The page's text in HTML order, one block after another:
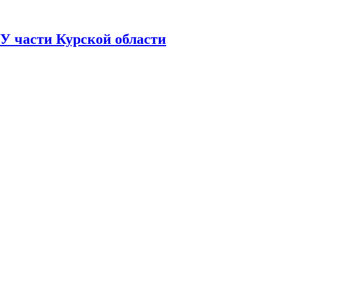
части Курской области